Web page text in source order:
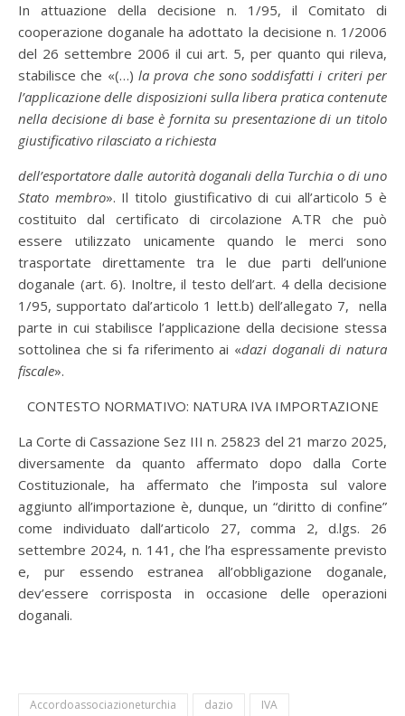
In attuazione della decisione n. 1/95, il Comitato di
cooperazione doganale ha adottato la decisione n. 1/2006
del 26 settembre 2006 il cui art. 5, per quanto qui rileva,
stabilisce che «(…) la prova che sono soddisfatti i criteri per
l’applicazione delle disposizioni sulla libera pratica contenute
nella decisione di base è fornita su presentazione di un titolo
giustificativo rilasciato a richiesta
dell’esportatore dalle autorità doganali della Turchia o di uno
Stato membro». Il titolo giustificativo di cui all’articolo 5 è
costituito dal certificato di circolazione A.TR che può
essere utilizzato unicamente quando le merci sono
trasportate direttamente tra le due parti dell’unione
doganale (art. 6). Inoltre, il testo dell’art. 4 della decisione
1/95, supportato dal’articolo 1 lett.b) dell’allegato 7, nella
parte in cui stabilisce l’applicazione della decisione stessa
sottolinea che si fa riferimento ai «dazi doganali di natura
fiscale».
CONTESTO NORMATIVO: NATURA IVA IMPORTAZIONE
La Corte di Cassazione Sez III n. 25823 del 21 marzo 2025,
diversamente da quanto affermato dopo dalla Corte
Costituzionale, ha affermato che l’imposta sul valore
aggiunto all’importazione è, dunque, un “diritto di confine”
come individuato dall’articolo 27, comma 2, d.lgs. 26
settembre 2024, n. 141, che l’ha espressamente previsto
e, pur essendo estranea all’obbligazione doganale,
dev’essere corrisposta in occasione delle operazioni
doganali.
Accordoassociazioneturchia dazio
IVA